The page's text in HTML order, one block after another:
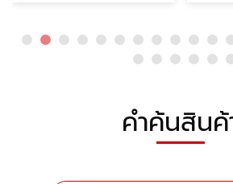
คำค้นสินค้